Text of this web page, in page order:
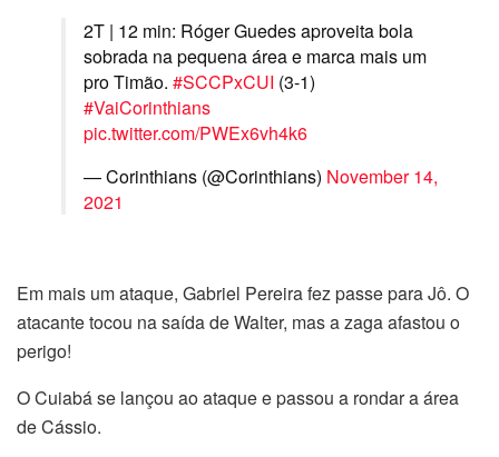
2T | 12 min: Róger Guedes aproveita bola
sobrada na pequena área e marca mais um
pro Timão. #SCCPxCUI (3-1)
#VaiCorinthians
pic.twitter.com/PWEx6vh4k6
— Corinthians (@Corinthians) November 14,
2021
Em mais um ataque, Gabriel Pereira fez passe para Jô. O
atacante tocou na saída de Walter, mas a zaga afastou o
perigo!
O Cuiabá se lançou ao ataque e passou a rondar a área
de Cássio.